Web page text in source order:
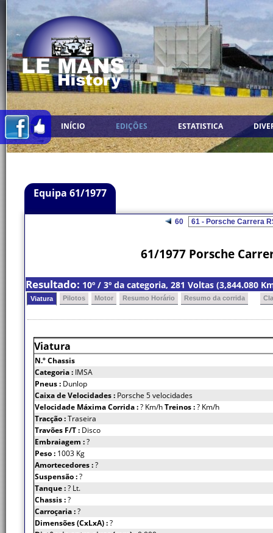
INÍCIO EDIÇÕES ESTATISTICA
Equipa 61/1977
60
61/1977 Porsche
Resultado: 10º / 3º da categoria, 281 Voltas (3,844.080
Viatura Pilotos Motor Resumo Horário Resumo da corrida
Viatura
N.º Chassis
Categoria : IMSA
Pneus : Dunlop
Caixa de Velocidades : Porsche 5 velocidades
Velocidade Máxima Corrida :? Km/hTreinos :? Km/h
Tracção :Traseira
Travões F/T : Disco
Embraiagem :?
Peso : 1003 Kg
Amortecedores :?
Suspensão :?
Tanque :? Lt.
Chassis :?
Carroçaria :?
Dimensões (CxLxA) :?